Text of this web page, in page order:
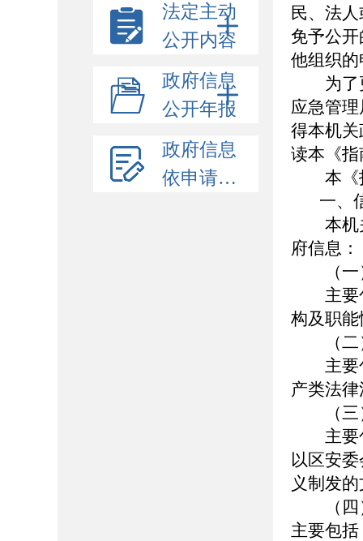
法定主动
公开内容
政府信息
公开年报
政府信息
依申请公开
民、法
免予公
他组织
为了更
应急管
得本机
读本《
本《指
一、信
本机关
府信息：
（一
主要包
构及职
（二
主要包
产类法
（三
主要包
以区安
义制发
（四
主要包